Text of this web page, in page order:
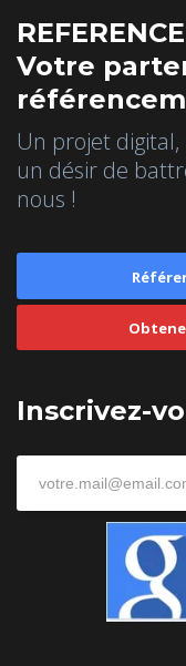
Votre
Un projet
un désir de
nous !
Inscrivez-